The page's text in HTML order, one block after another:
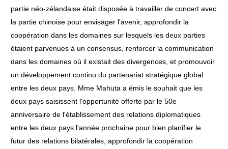
partie néo-zélandaise était disposée à travailler de concert avec
la partie chinoise pour envisager l'avenir, approfondir la
coopération dans les domaines sur lesquels les deux parties
étaient parvenues à un consensus, renforcer la communication
dans les domaines où il existait des divergences, et promouvoir
un développement continu du partenariat stratégique global
entre les deux pays. Mme Mahuta a émis le souhait que les
deux pays saisissent l'opportunité offerte par le 50e
anniversaire de l'établissement des relations diplomatiques
entre les deux pays l'année prochaine pour bien planifier le
futur des relations bilatérales, approfondir la coopération